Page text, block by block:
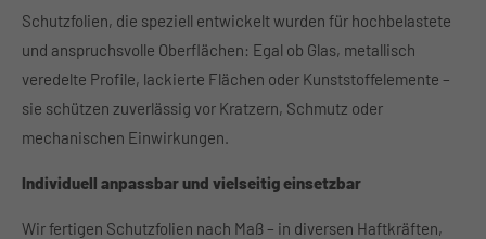
About us
Lorem ipsum dolor sit amet, consectetuer adipiscing
elit.
Aenean commodo ligula eget dolor. Aenean massa. Cum
montes, nascetur ridiculus mus. Donec quam felis,
Schutzfolien, die speziell entwickelt wurden für hochbelastete
und anspruchsvolle Oberflächen: Egal ob Glas, metallisch
veredelte Profile, lackierte Flächen oder Kunststoffelemente –
sie schützen zuverlässig vor Kratzern, Schmutz oder
mechanischen Einwirkungen.
Individuell anpassbar und vielseitig einsetzbar
Wir fertigen Schutzfolien nach Maß – in diversen Haftkräften,